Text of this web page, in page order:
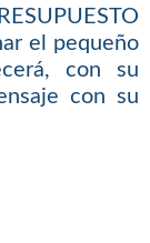
el pequeño
con su
con su